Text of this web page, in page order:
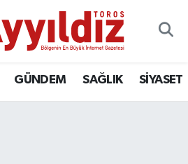
GÜNDEM SAĞLIK SİYASET